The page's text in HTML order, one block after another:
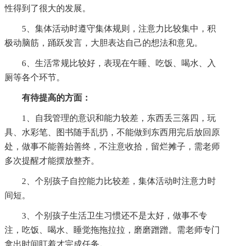
性得到了很大的发展。
5、集体活动时遵守集体规则，注意力比较集中，积
极动脑筋，踊跃发言，大胆表达自己的想法和意见。
6、生活常规比较好，表现在午睡、吃饭、喝水、入
厕等各个环节。
有待提高的方面：
1、自我管理的意识和能力较差，东西丢三落四，玩
具、水彩笔、图书随手乱扔，不能做到东西用完后放回原
处，做事不能善始善终，不注意收拾，留烂摊子，需老师
多次提醒才能摆放整齐。
2、个别孩子自控能力比较差，集体活动时注意力时
间短。
3、个别孩子生活卫生习惯还不是太好，做事不专
注，吃饭、喝水、睡觉拖拖拉拉，磨磨蹭蹭。需老师专门